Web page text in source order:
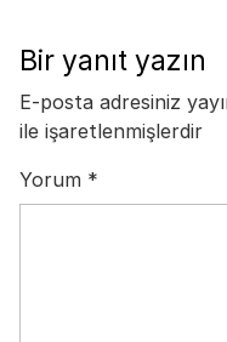
Bir yanıt yazın
E-posta adresiniz
ile işaretlenmişlerdir
Yorum *